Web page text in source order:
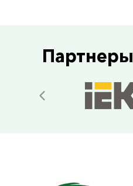
Партнеры